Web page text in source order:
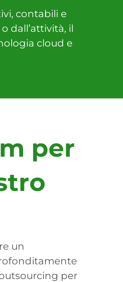
contabili e
dall’attività, il
cloud e
per
un
per